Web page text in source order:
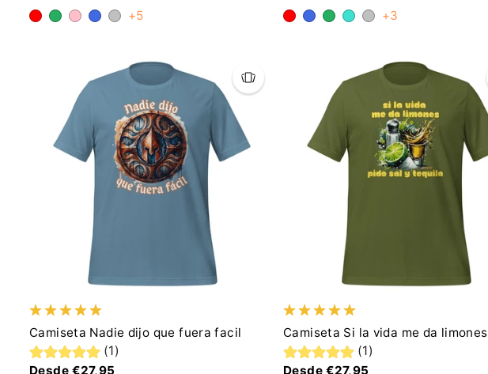
+5
+3
Camiseta Nadie dijo que fuera facil
(1)
Desde €27,95
Camiseta Si la vida me da limones
(1)
Desde €27,95